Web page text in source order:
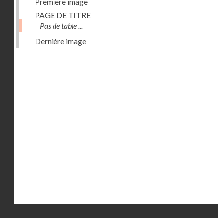
PAGE DE TITRE
Pas de table ...
Dernière image